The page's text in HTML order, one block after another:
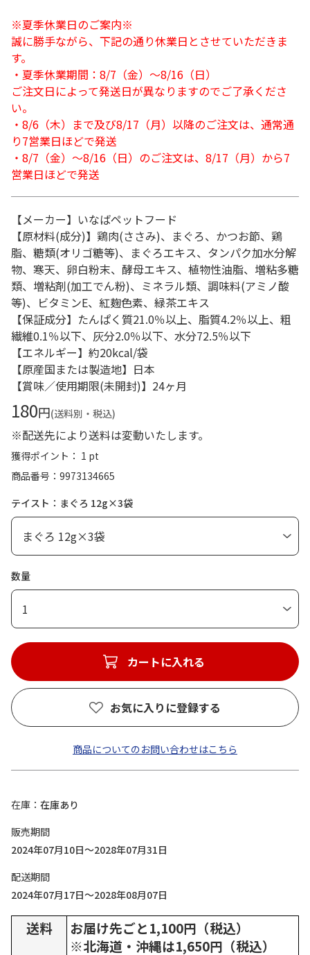
※夏季休業日のご案内※
誠に勝手ながら、下記の通り休業日とさせていただきま
す。
・夏季休業期間：8/7（金）～8/16（日）
ご注文日によって発送日が異なりますのでご了承くださ
い。
・8/6（木）まで及び8/17（月）以降のご注文は、通常通
り7営業日ほどで発送
・8/7（金）～8/16（日）のご注文は、8/17（月）から7
営業日ほどで発送
【メーカー】いなばペットフード
【原材料(成分)】鶏肉(ささみ)、まぐろ、かつお節、鶏
脂、糖類(オリゴ糖等)、まぐろエキス、タンパク加水分解
物、寒天、卵白粉末、酵母エキス、植物性油脂、増粘多糖
類、増粘剤(加工でん粉)、ミネラル類、調味料(アミノ酸
等)、ビタミンE、紅麹色素、緑茶エキス
【保証成分】たんぱく質21.0％以上、脂質4.2％以上、粗
繊維0.1％以下、灰分2.0％以下、水分72.5％以下
【エネルギー】約20kcal/袋
【原産国または製造地】日本
【賞味／使用期限(未開封)】24ヶ月
180円(送料別・税込)
※配送先により送料は変動いたします。
獲得ポイント： 1 pt
商品番号
9973134665
テイスト：まぐろ 12g×3袋
数量
1
カートに入れる
お気に入りに登録する
商品についてのお問い合わせはこちら
在庫
在庫あり
販売期間
2024年07月10日～2028年07月31日
配送期間
2024年07月17日～2028年08月07日
送料
お届け先ごと1,100円（税込）
※北海道・沖縄は1,650円（税込）